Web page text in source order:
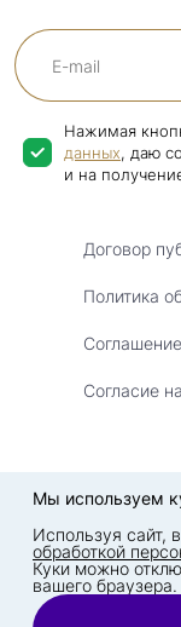
Нажимая
данных, даю
и на
Договор
Политика
Согласие
123112,
Мы используем
Используя сайт,
обработкой
Куки можно
вашего браузера.